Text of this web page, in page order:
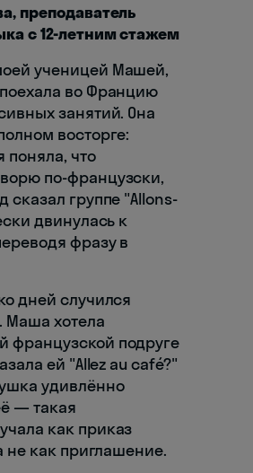
преподаватель
с 12-летним стажем
ученицей Машей,
во Францию
занятий. Она
восторге:
поняла, что
по-французски,
сказал группе "Allons-
двинулась к
фразу в
дней случился
Маша хотела
французской подруге
ей "Allez au café?"
удивлённо
— такая
как приказ
не как приглашение.